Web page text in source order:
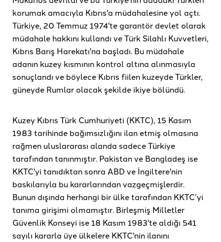
korumak amacıyla Kıbrıs'a müdahalesine yol açtı.
Türkiye, 20 Temmuz 1974'te garantör devlet olarak
müdahale hakkını kullandı ve Türk Silahlı Kuvvetleri,
Kıbrıs Barış Harekatı'na başladı. Bu müdahale
adanın kuzey kısmının kontrol altına alınmasıyla
sonuçlandı ve böylece Kıbrıs fiilen kuzeyde Türkler,
güneyde Rumlar olacak şekilde ikiye bölündü.
Kuzey Kıbrıs Türk Cumhuriyeti (KKTC), 15 Kasım
1983 tarihinde bağımsızlığını ilan etmiş olmasına
rağmen uluslararası alanda sadece Türkiye
tarafından tanınmıştır. Pakistan ve Bangladeş ise
KKTC'yi tanıdıktan sonra ABD ve İngiltere'nin
baskılarıyla bu kararlarından vazgeçmişlerdir.
Bunun dışında herhangi bir ülke tarafından KKTC’yi
tanıma girişimi olmamıştır. Birleşmiş Milletler
Güvenlik Konseyi ise 18 Kasım 1983'te aldığı 541
sayılı kararla üye ülkelere KKTC'nin ilanını